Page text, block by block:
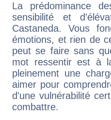
La prédominance
sensibilité et
Castaneda. Vous
émotions, et rien de
peut se faire sans
mot ressentir est à
pleinement une
aimer pour
d'une vulnérabilité
combattre.